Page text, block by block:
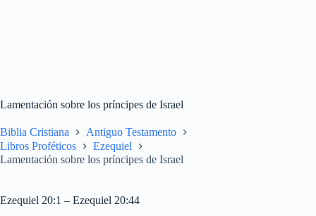
Lamentación sobre los príncipes de Israel
Biblia Cristiana
Antiguo Testamento
Libros Proféticos
Ezequiel
Lamentación sobre los príncipes de Israel
Ezequiel 20:1 – Ezequiel 20:44